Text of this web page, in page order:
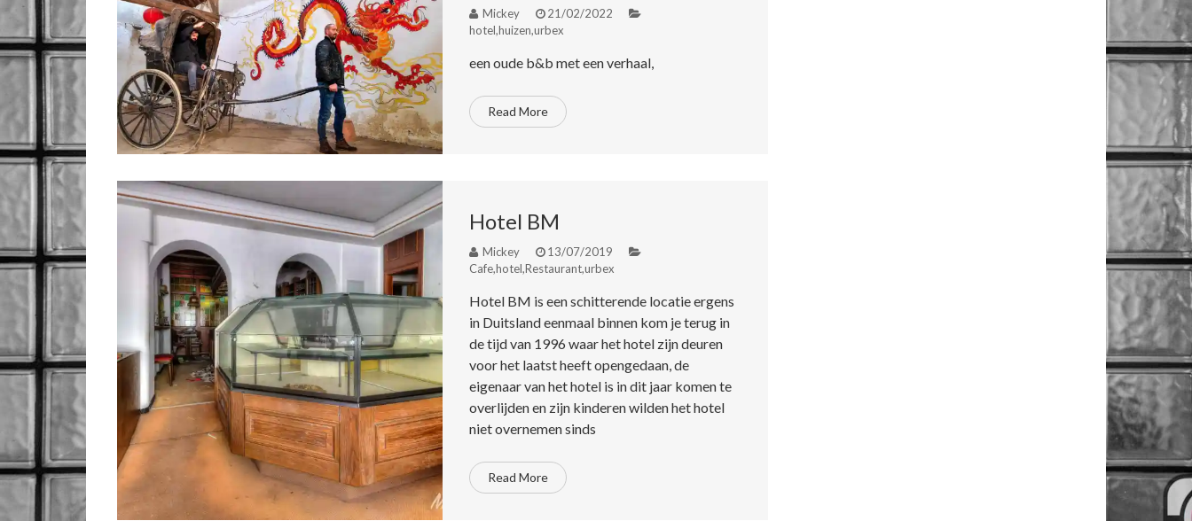
Mickey
21/02/2022
hotel,huizen,urbex
een oude b&b met een verhaal,
Read More
Hotel BM
Mickey
13/07/2019
Cafe,hotel,Restaurant,urbex
Hotel BM is een schitterende locatie ergens
in Duitsland eenmaal binnen kom je terug in
de tijd van 1996 waar het hotel zijn deuren
voor het laatst heeft opengedaan, de
eigenaar van het hotel is in dit jaar komen te
overlijden en zijn kinderen wilden het hotel
niet overnemen sinds
Read More